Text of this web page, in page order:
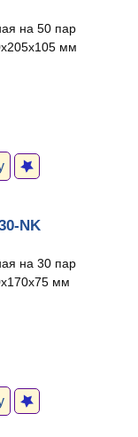
на 50 пар
мм
NK
на 30 пар
мм